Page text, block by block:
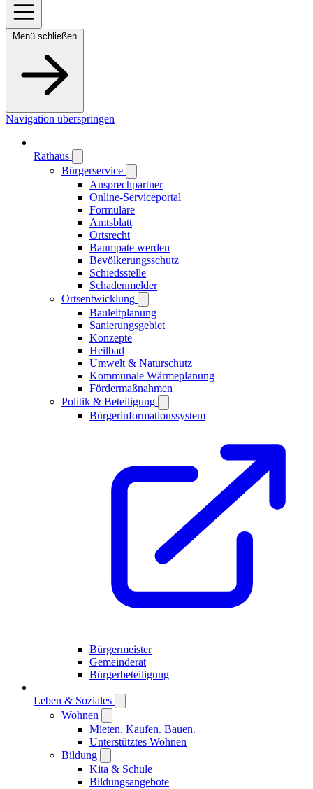
Menü schließen
Navigation überspringen
Rathaus
Bürgerservice
Ansprechpartner
Online-Serviceportal
Formulare
Amtsblatt
Ortsrecht
Baumpate werden
Bevölkerungsschutz
Schiedsstelle
Schadenmelder
Ortsentwicklung
Bauleitplanung
Sanierungsgebiet
Konzepte
Heilbad
Umwelt & Naturschutz
Kommunale Wärmeplanung
Fördermaßnahmen
Politik & Beteiligung
Bürgerinformationssystem
Bürgermeister
Gemeinderat
Bürgerbeteiligung
Leben & Soziales
Wohnen
Mieten. Kaufen. Bauen.
Unterstütztes Wohnen
Bildung
Kita & Schule
Bildungsangebote